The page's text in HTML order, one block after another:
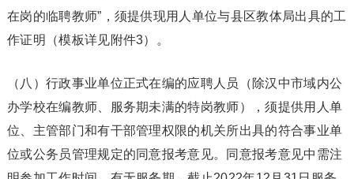
在岗的临聘教师”，须提供现用人单位与县区教体局出具的工
作证明（模板详见附件3）。
（八）行政事业单位正式在编的应聘人员（除汉中市域内公
办学校在编教师、服务期未满的特岗教师），须提供用人单
位、主管部门和有干部管理权限的机关所出具的符合事业单
位或公务员管理规定的同意报考意见。同意报考意见中需注